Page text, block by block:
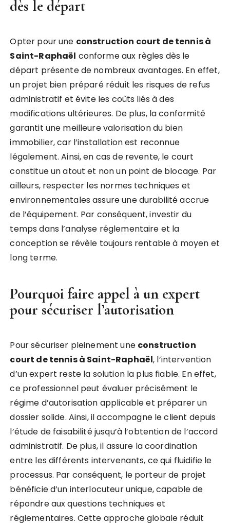
dès le départ
Opter pour une construction court de tennis à
Saint-Raphaël conforme aux règles dès le
départ présente de nombreux avantages. En effet,
un projet bien préparé réduit les risques de refus
administratif et évite les coûts liés à des
modifications ultérieures. De plus, la conformité
garantit une meilleure valorisation du bien
immobilier, car l’installation est reconnue
légalement. Ainsi, en cas de revente, le court
constitue un atout et non un point de blocage. Par
ailleurs, respecter les normes techniques et
environnementales assure une durabilité accrue
de l’équipement. Par conséquent, investir du
temps dans l’analyse réglementaire et la
conception se révèle toujours rentable à moyen et
long terme.
Pourquoi faire appel à un expert
pour sécuriser l’autorisation
Pour sécuriser pleinement une construction
court de tennis à Saint-Raphaël, l’intervention
d’un expert reste la solution la plus fiable. En effet,
ce professionnel peut évaluer précisément le
régime d’autorisation applicable et préparer un
dossier solide. Ainsi, il accompagne le client depuis
l’étude de faisabilité jusqu’à l’obtention de l’accord
administratif. De plus, il assure la coordination
entre les différents intervenants, ce qui fluidifie le
processus. Par conséquent, le porteur de projet
bénéficie d’un interlocuteur unique, capable de
répondre aux questions techniques et
réglementaires. Cette approche globale réduit